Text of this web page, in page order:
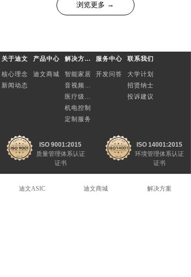
浏览更多 →
关于迪文
核心理念
新闻动态
产品中心
迪文商城
解决方案与定制
智能家居
音视频总线
医疗级电源
机电控制
定制服务
服务中心
开发问答
联系我们
大学计划
招贤纳士
投诉建议
ISO 9001:2015
质量管理体系认证
证书
ISO 14001:2015
环境管理体系认证
证书
迪文ASIC
迪文商城 解决方案